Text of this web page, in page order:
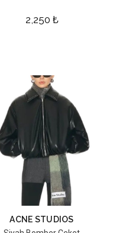
2,250 ₺
ACNE STUDIOS